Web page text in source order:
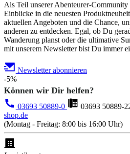
Als Teil unserer Abenteurer-
Einblicke in die neuesten
aktuellen Angeboten und die Chance,
anderen zu entdecken. Egal, ob Du
Wanderung planst oder die ultimative
mit unserem Newsletter bist Du immer
Newsletter abonnieren
-5%
Können wir Dir helfen?
03693 50889-0 03693 50889-
shop.de
(Montag - Freitag: 8:00 bis 16:00 Uhr)